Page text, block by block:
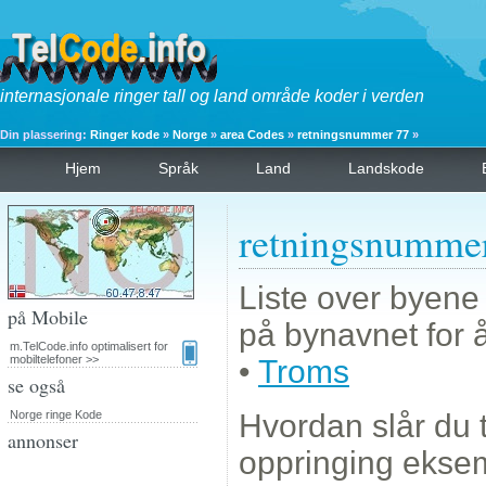
internasjonale ringer tall og land område koder i verden
Din plassering: Ringer kode » Norge » area Codes » retningsnummer 77 »
Hjem Språk Land Landskode
Liste over
på bynavnet for
• Troms
Hvordan slår du
oppringing
på Mobile
m.TelCode.info optimalisert for
mobiltelefoner >>
se også
Norge ringe Kode
annonser